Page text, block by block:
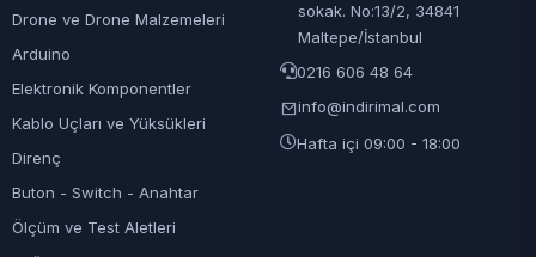
Drone ve Drone Malzemeleri
Arduino
Elektronik Komponentler
Kablo Uçları ve Yüksükleri
Direnç
Buton - Switch - Anahtar
Ölçüm ve Test Aletleri
sokak. No:13/2, 34841
Maltepe/İstanbul
0216 606 48 64
info@indirimal.com
Hafta içi 09:00 - 18:00